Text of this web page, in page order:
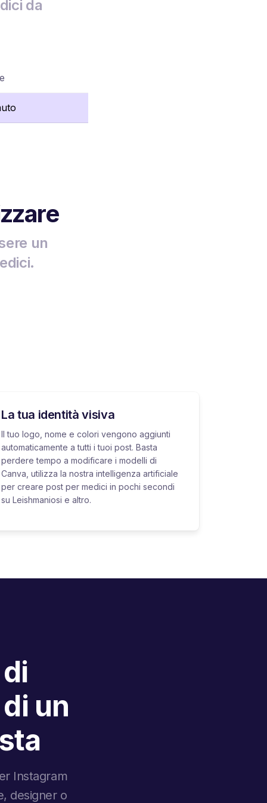
da
un
La tua identità visiva
Il tuo logo, nome e colori vengono aggiunti
automaticamente a tutti i tuoi post. Basta
perdere tempo a modificare i modelli di
Canva, utilizza la nostra intelligenza artificiale
per creare post per medici in pochi secondi
su Leishmaniosi e altro.
un
Instagram
designer o